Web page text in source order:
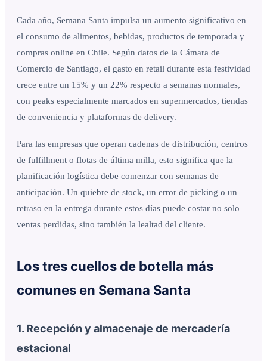
Cada año, Semana Santa impulsa un aumento significativo en
el consumo de alimentos, bebidas, productos de temporada y
compras online en Chile. Según datos de la Cámara de
Comercio de Santiago, el gasto en retail durante esta festividad
crece entre un 15% y un 22% respecto a semanas normales,
con peaks especialmente marcados en supermercados, tiendas
de conveniencia y plataformas de delivery.
Para las empresas que operan cadenas de distribución, centros
de fulfillment o flotas de última milla, esto significa que la
planificación logística debe comenzar con semanas de
anticipación. Un quiebre de stock, un error de picking o un
retraso en la entrega durante estos días puede costar no solo
ventas perdidas, sino también la lealtad del cliente.
Los tres cuellos de botella más
comunes en Semana Santa
1. Recepción y almacenaje de mercadería
estacional